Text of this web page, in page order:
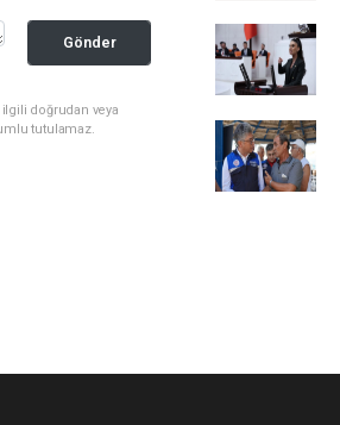
Gönder
doğrudan veya
tutulamaz.